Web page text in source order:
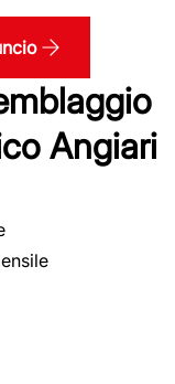
Angiari